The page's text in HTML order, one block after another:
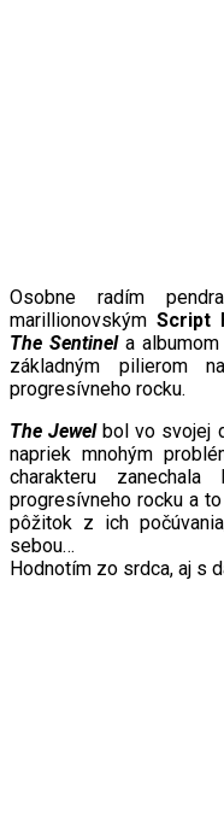
Osobne radím
marillionovskýmScript
TheSentinela albumom
základným pilierom
progresívneho rocku.
TheJewelbol vo svojej
napriek mnohým
charakteru zanechala
progresívneho rocku a
pôžitok z ich
sebou…
Hodnotím zo srdca, aj s